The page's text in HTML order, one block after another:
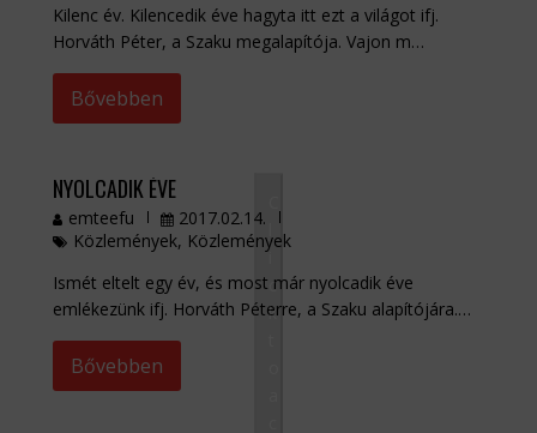
Kilenc év. Kilencedik éve hagyta itt ezt a világot ifj.
Horváth Péter, a Szaku megalapítója. Vajon m…
Bővebben
NYOLCADIK ÉVE
emteefu
2017.02.14.
Közlemények, Közlemények
Ismét eltelt egy év, és most már nyolcadik éve
emlékezünk ifj. Horváth Péterre, a Szaku alapítójára.…
Bővebben
i
c
k